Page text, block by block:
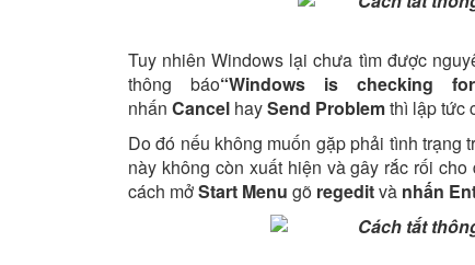
Tuy nhiên Windows lại chưa tìm được
thông báo“Windows is checking
nhấn Cancel haySend Problemthì lập tức
Do đó nếu không muốn gặp phải tình trạng
này không còn xuất hiện và gây rắc rối
cách mởStart Menu gõ regeditvà nhấn